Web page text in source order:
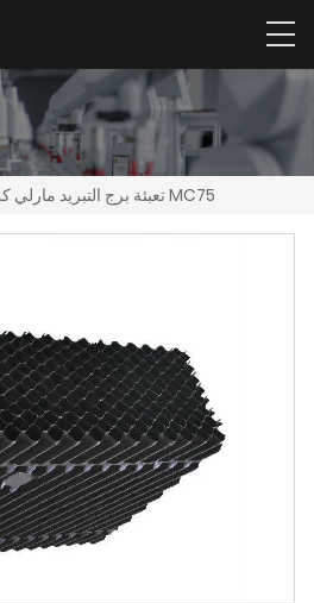
تعبئة برج التبريد مارلي كروسفلو MC75